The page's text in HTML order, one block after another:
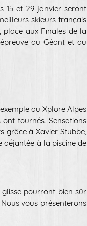
15 et 29 janvier seront
skieurs français
aux Finales de la
du Géant et du
au Xplore Alpes
tournés. Sensations
grâce à Xavier Stubbe,
déjantée à la piscine de
pourront bien sûr
vous présenterons